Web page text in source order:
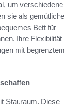
um verschiedene
sie als gemütliche
Bett für
Ihre Flexibilität
mit begrenztem
Stauraum. Diese